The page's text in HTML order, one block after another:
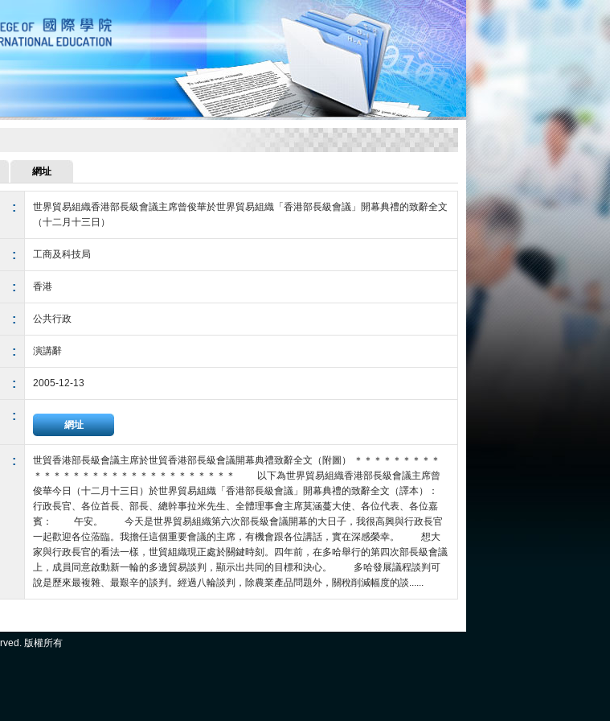
網址
:
世界貿易組織香港部長級會議主席曾俊華於世界貿易組織「香港部長級會議」開幕典禮的致辭全文
（十二月十三日）
: 工商及科技局
: 香港
: 公共行政
: 演講辭
: 2005-12-13
:
網址
:
世貿香港部長級會議主席於世貿香港部長級會議開幕典禮致辭全文（附圖） ＊＊＊＊＊＊＊＊＊
＊＊＊＊＊＊＊＊＊＊＊＊＊＊＊＊＊＊＊＊＊ 以下為世界貿易組織香港部長級會議主席曾
俊華今日（十二月十三日）於世界貿易組織「香港部長級會議」開幕典禮的致辭全文（譯本）：
行政長官、各位首長、部長、總幹事拉米先生、全體理事會主席莫涵蔓大使、各位代表、各位嘉
賓： 午安。 今天是世界貿易組織第六次部長級會議開幕的大日子，我很高興與行政長官
一起歡迎各位蒞臨。我擔任這個重要會議的主席，有機會跟各位講話，實在深感榮幸。 想大
家與行政長官的看法一樣，世貿組織現正處於關鍵時刻。四年前，在多哈舉行的第四次部長級會議
上，成員同意啟動新一輪的多邊貿易談判，顯示出共同的目標和決心。 多哈發展議程談判可
說是歷來最複雜、最艱辛的談判。經過八輪談判，除農業產品問題外，關稅削減幅度的談......
版權所有